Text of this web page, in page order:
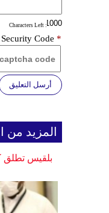
: Characters Left
Security Code *
أرسل التعليق
المزيد من
بلقيس تطلق